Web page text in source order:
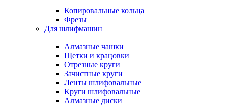
Копировальные кольца
Фрезы
Для шлифмашин
Алмазные чашки
Щетки и крацовки
Отрезные круги
Зачистные круги
Ленты шлифовальные
Круги шлифовальные
Алмазные диски